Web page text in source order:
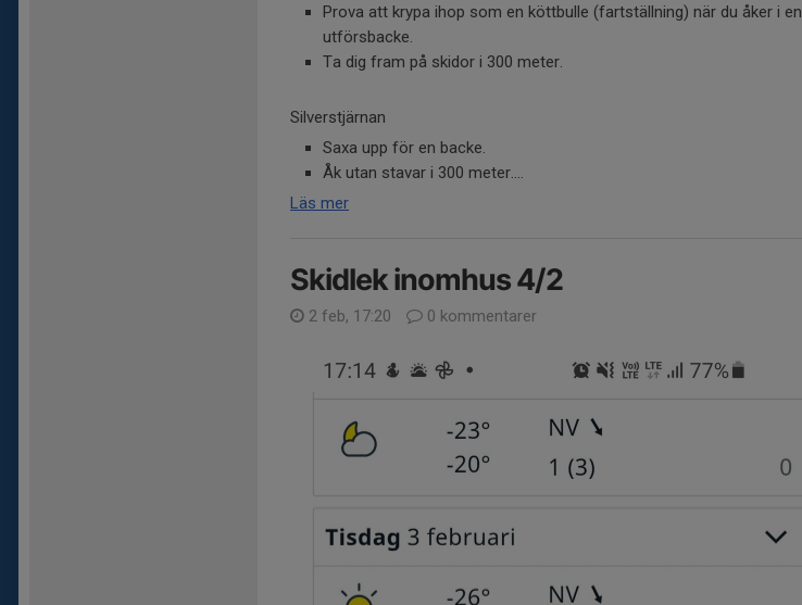
Prova att krypa ihop som en köttbulle (fartställning) när du åker i en
utförsbacke.
Ta dig fram på skidor i 300 meter.
Silverstjärnan
Saxa upp för en backe.
Åk utan stavar i 300 meter....
Läs mer
Skidlek inomhus 4/2
2 feb, 17:20 0 kommentarer